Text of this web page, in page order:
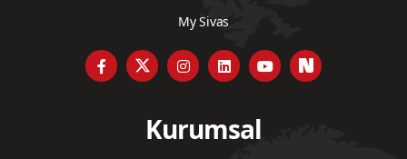
My Sivas
Kurumsal